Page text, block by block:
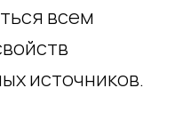
всем
источников.